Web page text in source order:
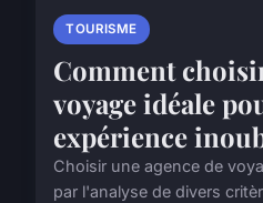
TOURISME
Comment
voyage idéale
expérience
Choisir une agence de
par l'analyse de divers